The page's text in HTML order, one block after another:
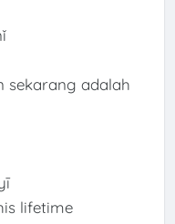
sekarang adalah
lifetime